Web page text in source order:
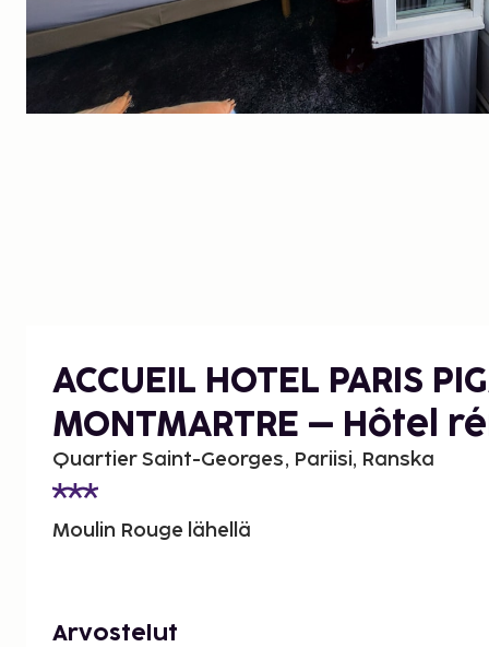
ACCUEIL HOTEL PARIS
MONTMARTRE – Hôtel
Quartier Saint-Georges, Pariisi, Ranska
Moulin Rouge lähellä
Arvostelut